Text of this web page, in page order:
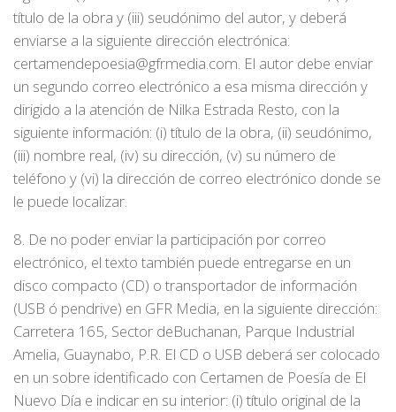
título de la obra y (iii) seudónimo del autor, y deberá
enviarse a la siguiente dirección electrónica:
certamendepoesia@gfrmedia.com. El autor debe enviar
un segundo correo electrónico a esa misma dirección y
dirigido a la atención de Nilka Estrada Resto, con la
siguiente información: (i) título de la obra, (ii) seudónimo,
(iii) nombre real, (iv) su dirección, (v) su número de
teléfono y (vi) la dirección de correo electrónico donde se
le puede localizar.
8. De no poder enviar la participación por correo
electrónico, el texto también puede entregarse en un
disco compacto (CD) o transportador de información
(USB ó pendrive) en GFR Media, en la siguiente dirección:
Carretera 165, Sector deBuchanan, Parque Industrial
Amelia, Guaynabo, P.R. El CD o USB deberá ser colocado
en un sobre identificado con Certamen de Poesía de El
Nuevo Día e indicar en su interior: (i) título original de la